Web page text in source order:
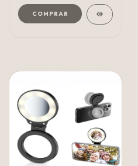
COMPRAR